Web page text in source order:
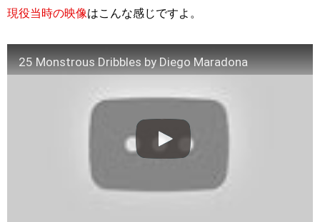
現役当時の映像はこんな感じですよ。
25 Monstrous Dribbles by Diego Maradona